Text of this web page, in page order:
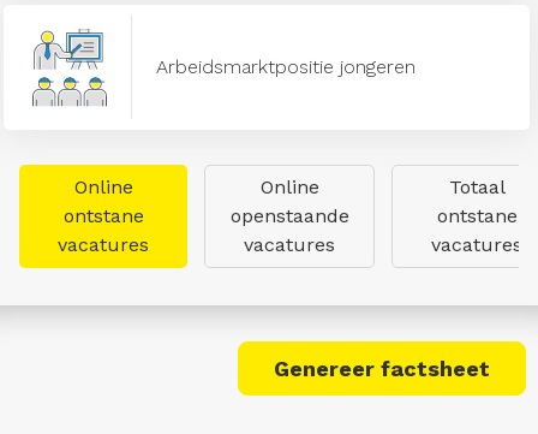
Arbeidsmarktpositie jongeren
Online
ontstane
vacatures
Online
openstaande
vacatures
Totaal
ontstane
vacatures
Genereer factsheet